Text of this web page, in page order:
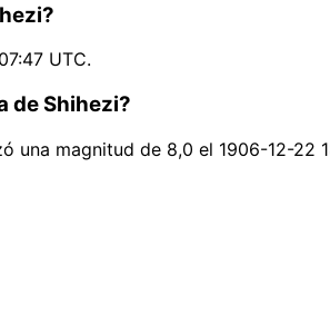
UTC.
de Shihezi?
magnitud de 8,0 el 1906-12-22